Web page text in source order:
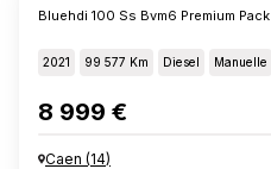
Bluehdi 100 Ss Bvm6 Premium Pack
2021 99 577 Km Diesel Manuelle
8 999 €
Caen (14)